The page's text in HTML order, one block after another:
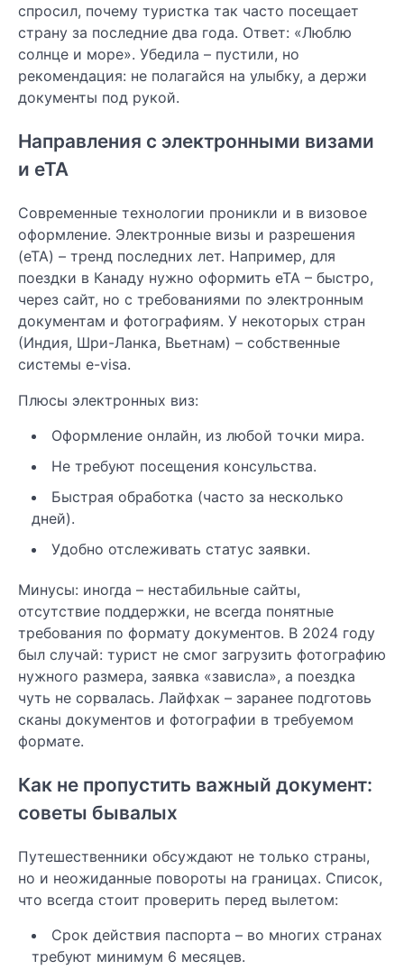
спросил, почему туристка так часто посещает
страну за последние два года. Ответ: «Люблю
солнце и море». Убедила – пустили, но
рекомендация: не полагайся на улыбку, а держи
документы под рукой.
Направления с электронными визами
и eTA
Современные технологии проникли и в визовое
оформление. Электронные визы и разрешения
(eTA) – тренд последних лет. Например, для
поездки в Канаду нужно оформить eTA – быстро,
через сайт, но с требованиями по электронным
документам и фотографиям. У некоторых стран
(Индия, Шри-Ланка, Вьетнам) – собственные
системы e-visa.
Плюсы электронных виз:
Оформление онлайн, из любой точки мира.
Не требуют посещения консульства.
Быстрая обработка (часто за несколько
дней).
Удобно отслеживать статус заявки.
Минусы: иногда – нестабильные сайты,
отсутствие поддержки, не всегда понятные
требования по формату документов. В 2024 году
был случай: турист не смог загрузить фотографию
нужного размера, заявка «зависла», а поездка
чуть не сорвалась. Лайфхак – заранее подготовь
сканы документов и фотографии в требуемом
формате.
Как не пропустить важный документ:
советы бывалых
Путешественники обсуждают не только страны,
но и неожиданные повороты на границах. Список,
что всегда стоит проверить перед вылетом:
Срок действия паспорта – во многих странах
требуют минимум 6 месяцев.